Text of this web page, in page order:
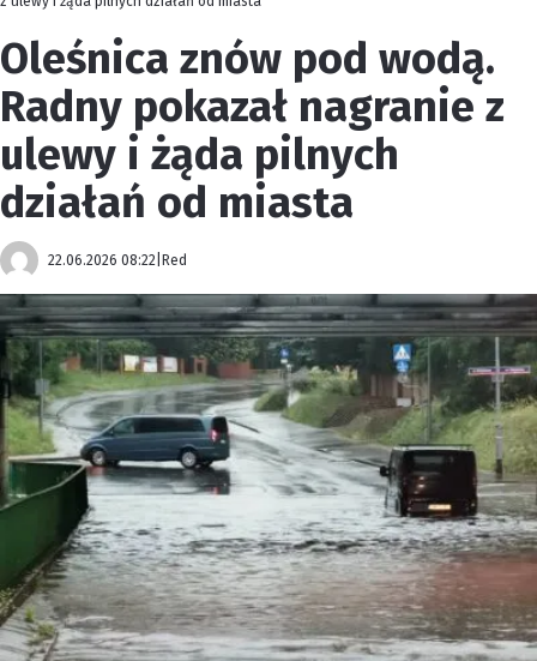
Oleśnica znów pod wodą.
Radny pokazał nagranie z
ulewy i żąda pilnych
działań od miasta
22.06.2026 08:22 Red